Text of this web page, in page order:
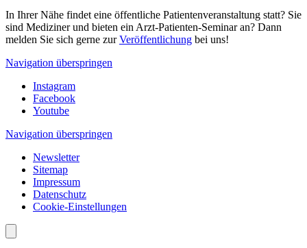
In Ihrer Nähe findet eine öffentliche Patientenveranstaltung statt? Sie
sind Mediziner und bieten ein Arzt-Patienten-Seminar an? Dann
melden Sie sich gerne zurVeröffentlichung bei uns!
Navigation überspringen
Instagram
Facebook
Youtube
Navigation überspringen
Newsletter
Sitemap
Impressum
Datenschutz
Cookie-Einstellungen